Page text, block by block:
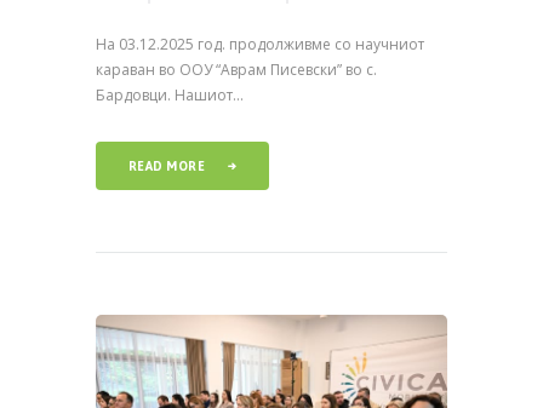
На 03.12.2025 год. продолживме со научниот
караван во ООУ “Аврам Писевски” во с.
Бардовци. Нашиот...
READ MORE